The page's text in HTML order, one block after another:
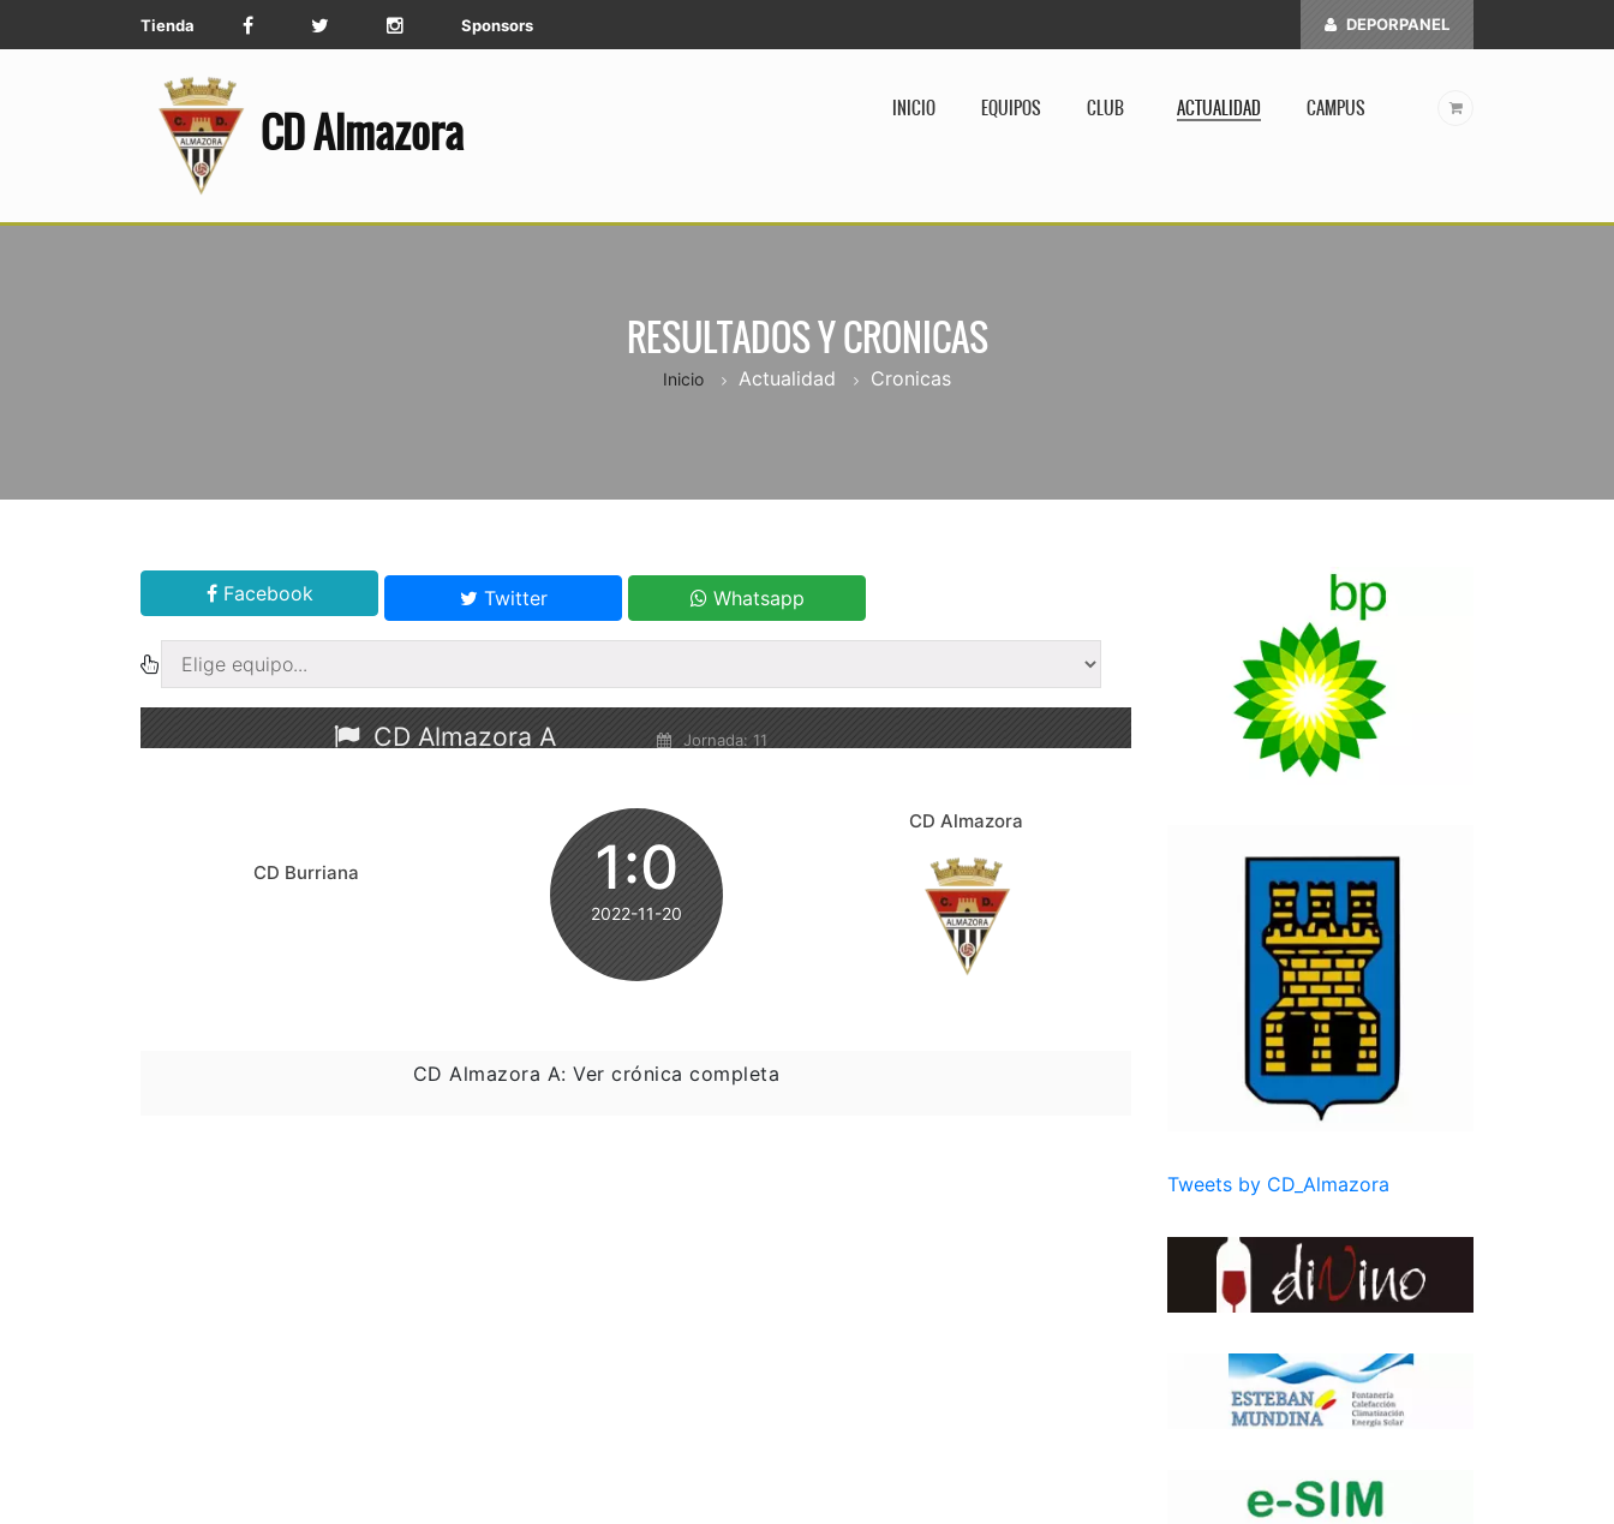
Tienda Sponsors DEPORPANEL
CD Almazora INICIO EQUIPOS CLUB ACTUALIDAD CAMPUS
RESULTADOS Y CRONICAS
Inicio Actualidad Cronicas
Facebook Twitter Whatsapp
CD Almazora A Jornada: 11
CD Burriana 1:0
2022-11-20
CD Almazora
CD Almazora A: Ver crónica completa
Tweets by CD_Almazora